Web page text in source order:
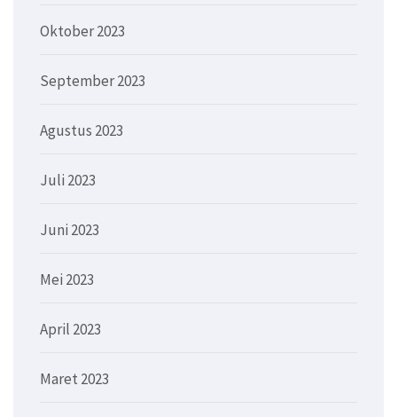
Oktober 2023
September 2023
Agustus 2023
Juli 2023
Juni 2023
Mei 2023
April 2023
Maret 2023